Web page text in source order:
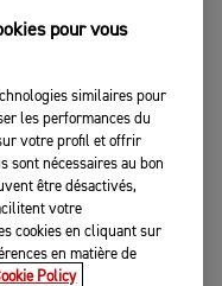
pour vous
similaires pour
les performances du
votre profil et offrir
sont nécessaires au bon
être désactivés,
votre
cookies en cliquant sur
en matière de
Policy